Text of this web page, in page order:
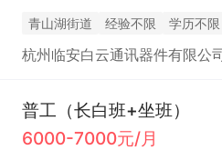
青山湖街道 经验不限 学历不限
杭州临安白云通讯器件有限公
普工（长白班+坐班）
6000-7000元/月